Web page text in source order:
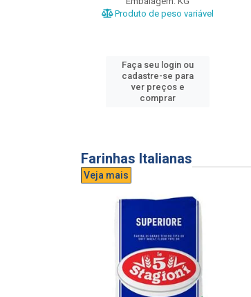
Produto de peso variável
Faça seu login ou
cadastre-se para
ver preços e
comprar
Farinhas Italianas
Veja mais